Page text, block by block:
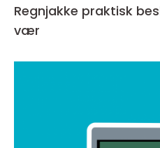
Regnjakke praktisk beskyttelse i all slags
vær